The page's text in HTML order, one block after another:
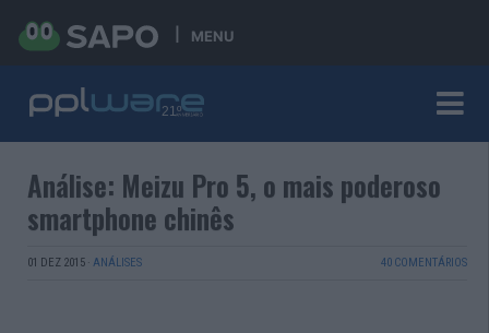
MENU
Análise: Meizu Pro 5, o mais poderoso
smartphone chinês
01 DEZ 2015 · ANÁLISES 40 COMENTÁRIOS